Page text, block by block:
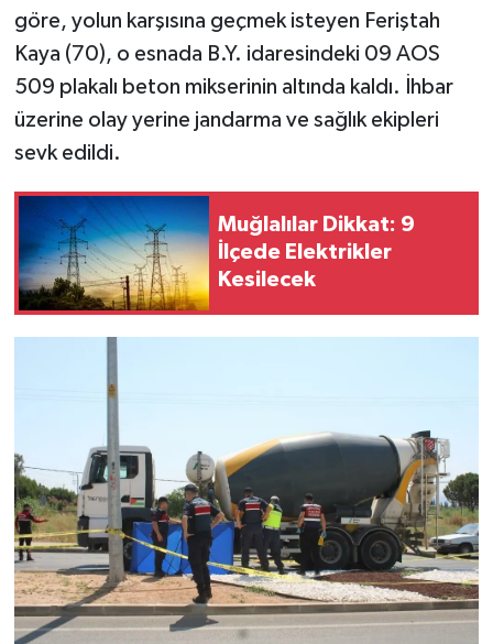
göre, yolun karşısına geçmek isteyen Feriştah
Kaya (70), o esnada B.Y. idaresindeki 09 AOS
509 plakalı beton mikserinin altında kaldı. İhbar
üzerine olay yerine jandarma ve sağlık ekipleri
sevk edildi.
Muğlalılar Dikkat: 9
İlçede Elektrikler
Kesilecek